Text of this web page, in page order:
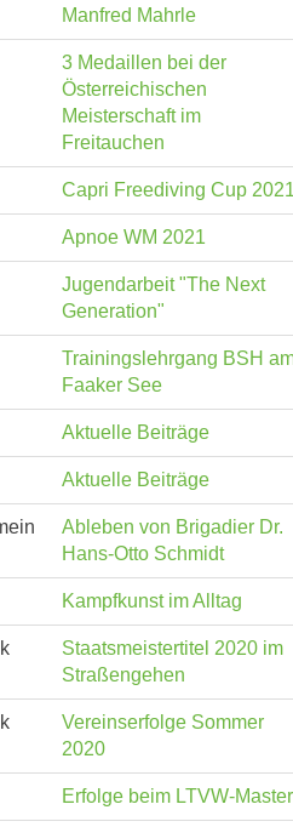
Manfred Mahrle
3 Medaillen bei der
Österreichischen
Meisterschaft im
Freitauchen
Capri Freediving Cup
Apnoe WM 2021
Jugendarbeit "The Next
Generation"
Trainingslehrgang BSH
Faaker See
Aktuelle Beiträge
Aktuelle Beiträge
Ableben von Brigadier Dr.
Hans-Otto Schmidt
Kampfkunst im Alltag
Staatsmeistertitel 2020 im
Straßengehen
Vereinserfolge Sommer
2020
Erfolge beim LTVW-